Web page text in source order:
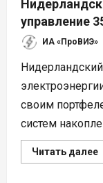
управление
ИА «ПроВИЭ»
своим
систем
Читать далее